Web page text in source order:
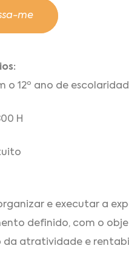
me
o 12º ano de
H
e executar a
definido, com o
atratividade e